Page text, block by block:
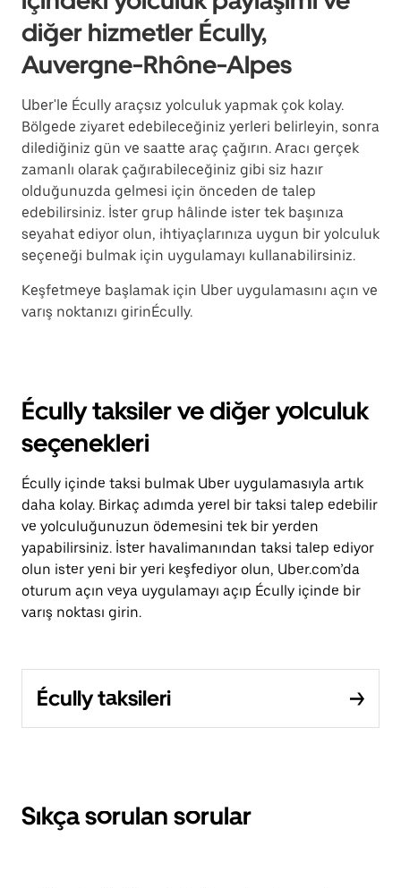
diğer hizmetler Écully,
Auvergne-Rhône-Alpes
Uber'le Écully araçsız yolculuk yapmak çok kolay.
Bölgede ziyaret edebileceğiniz yerleri belirleyin, sonra
dilediğiniz gün ve saatte araç çağırın. Aracı gerçek
zamanlı olarak çağırabileceğiniz gibi siz hazır
olduğunuzda gelmesi için önceden de talep
edebilirsiniz. İster grup hâlinde ister tek başınıza
seyahat ediyor olun, ihtiyaçlarınıza uygun bir yolculuk
seçeneği bulmak için uygulamayı kullanabilirsiniz.
Keşfetmeye başlamak için Uber uygulamasını açın ve
varış noktanızı girinÉcully.
Écully taksiler ve diğer yolculuk
seçenekleri
Écully içinde taksi bulmak Uber uygulamasıyla artık
daha kolay. Birkaç adımda yerel bir taksi talep edebilir
ve yolculuğunuzun ödemesini tek bir yerden
yapabilirsiniz. İster havalimanından taksi talep ediyor
olun ister yeni bir yeri keşfediyor olun, Uber.com’da
oturum açın veya uygulamayı açıp Écully içinde bir
varış noktası girin.
Écully taksileri
Sıkça sorulan sorular